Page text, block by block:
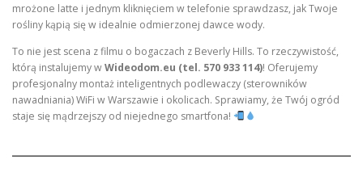
mrożone latte i jednym kliknięciem w telefonie sprawdzasz, jak Twoje
rośliny kąpią się w idealnie odmierzonej dawce wody.
To nie jest scena z filmu o bogaczach z Beverly Hills. To rzeczywistość,
którą instalujemy wWideodom.eu (tel. 570 933 114)! Oferujemy
profesjonalny montaż inteligentnych podlewaczy (sterowników
nawadniania) WiFi w Warszawie i okolicach. Sprawiamy, że Twój ogród
staje się mądrzejszy od niejednego smartfona!